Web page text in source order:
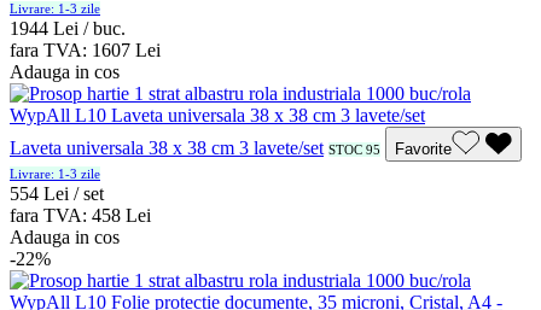
Livrare: 1-3 zile
1944 Lei / buc.
fara TVA: 1607 Lei
Adauga in cos
Laveta universala 38 x 38 cm 3 lavete/set STOC 95 Favorite
Livrare: 1-3 zile
554 Lei / set
fara TVA: 458 Lei
Adauga in cos
-22%